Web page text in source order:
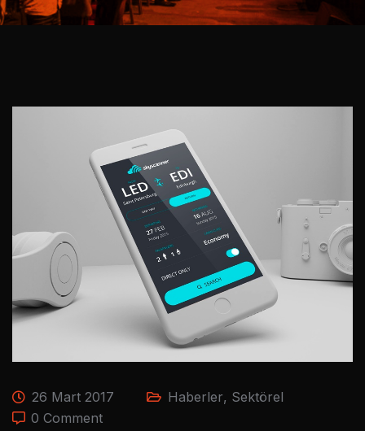
26 Mart 2017 Haberler, Sektörel
0 Comment